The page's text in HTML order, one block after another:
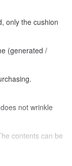
only the cushion
(generated /
not wrinkle
contents can be